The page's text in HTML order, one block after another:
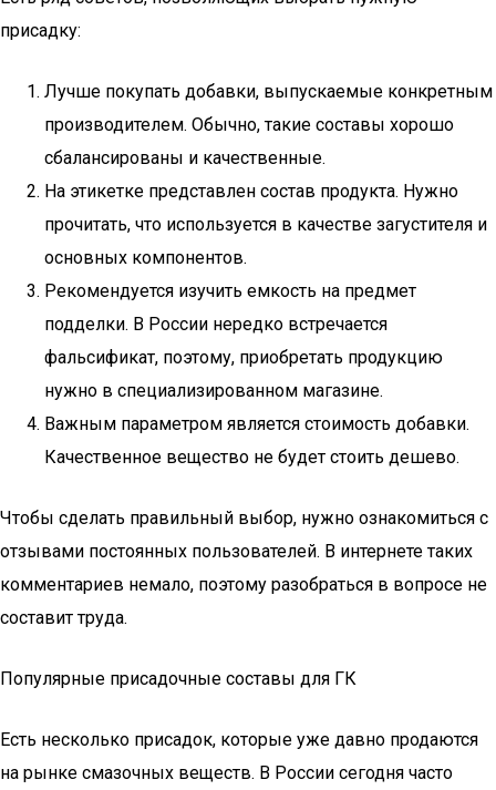
присадку:
Лучше покупать добавки, выпускаемые конкретным
производителем. Обычно, такие составы хорошо
сбалансированы и качественные.
На этикетке представлен состав продукта. Нужно
прочитать, что используется в качестве загустителя и
основных компонентов.
Рекомендуется изучить емкость на предмет
подделки. В России нередко встречается
фальсификат, поэтому, приобретать продукцию
нужно в специализированном магазине.
Важным параметром является стоимость добавки.
Качественное вещество не будет стоить дешево.
Чтобы сделать правильный выбор, нужно ознакомиться с
отзывами постоянных пользователей. В интернете таких
комментариев немало, поэтому разобраться в вопросе не
составит труда.
Популярные присадочные составы для ГК
Есть несколько присадок, которые уже давно продаются
на рынке смазочных веществ. В России сегодня часто